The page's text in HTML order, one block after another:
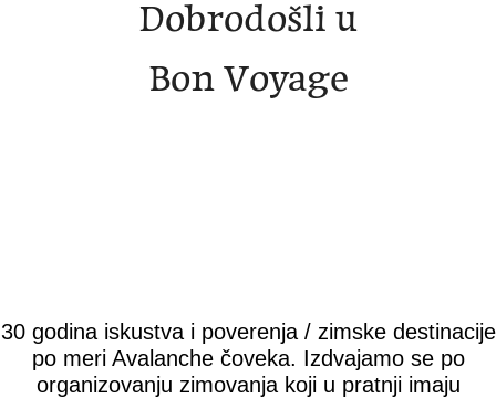
ITA / Passo Tonale
ITA / SestriereBon Voyage
30 godina iskustva i poverenja / zimske destinacije
po meri Avalanche čoveka. Izdvajamo se po
organizovanju zimovanja koji u pratnji imaju